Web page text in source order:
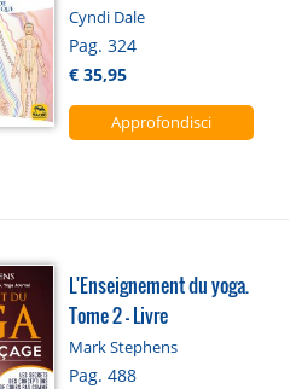
Cyndi Dale
Pag. 324
€ 35,95
Approfondisci
L'Enseignement du yoga.
Tome 2 - Livre
Mark Stephens
Pag. 488